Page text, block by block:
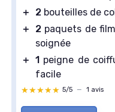
＋
2 bouteilles de
＋
2 paquets de
soignée
＋ 1 peigne de
facile
★★★★★
★★★★★ 5/5 — 1 avis